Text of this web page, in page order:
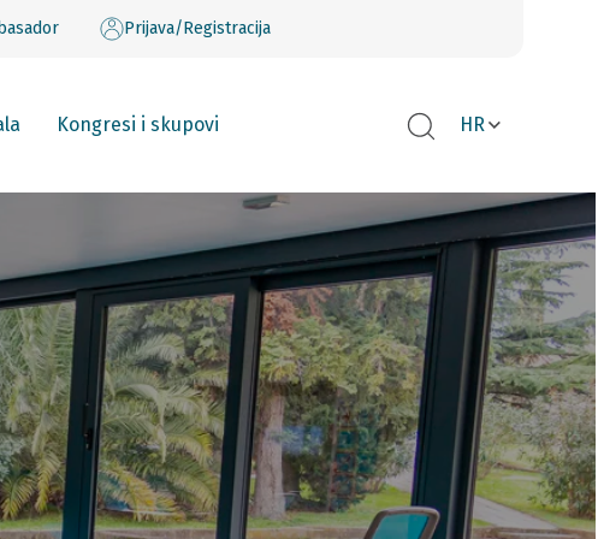
Prijava/Registracija
Kongresi i skupovi HR